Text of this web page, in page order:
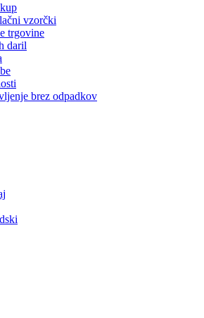
vzorčki
trgovine
daril
brez odpadkov